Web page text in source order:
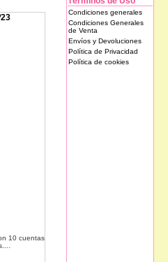
10 cuentas
Condiciones generales
Condiciones Generales
de Venta
Envíos y Devoluciones
Política de Privacidad
Política de cookies